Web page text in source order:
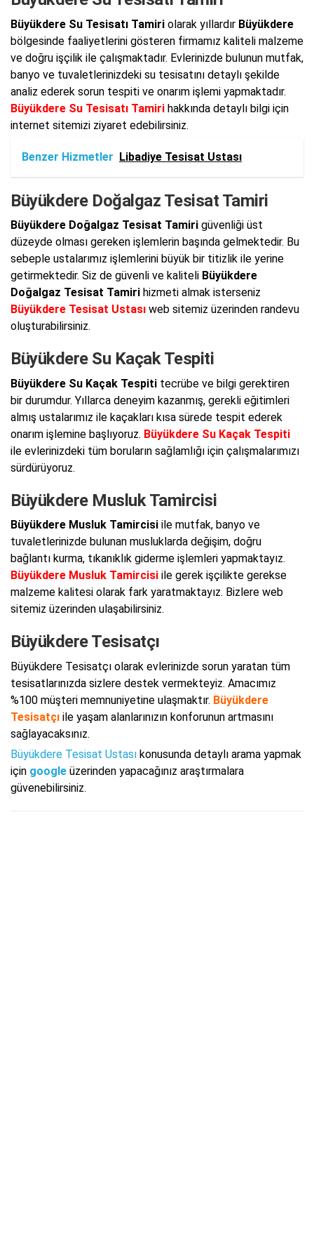
Büyükdere Su Tesisatı Tamiri olarak yıllardır Büyükdere
bölgesinde faaliyetlerini gösteren firmamız kaliteli malzeme
ve doğru işçilik ile çalışmaktadır. Evlerinizde bulunun mutfak,
banyo ve tuvaletlerinizdeki su tesisatını detaylı şekilde
analiz ederek sorun tespiti ve onarım işlemi yapmaktadır.
Büyükdere Su Tesisatı Tamiri hakkında detaylı bilgi için
internet sitemizi ziyaret edebilirsiniz.
Benzer Hizmetler Libadiye Tesisat Ustası
Büyükdere Doğalgaz Tesisat Tamiri
Büyükdere Doğalgaz Tesisat Tamiri güvenliği üst
düzeyde olması gereken işlemlerin başında gelmektedir. Bu
sebeple ustalarımız işlemlerini büyük bir titizlik ile yerine
getirmektedir. Siz de güvenli ve kaliteli Büyükdere
Doğalgaz Tesisat Tamiri hizmeti almak isterseniz
Büyükdere Tesisat Ustası web sitemiz üzerinden randevu
oluşturabilirsiniz.
Büyükdere Su Kaçak Tespiti
Büyükdere Su Kaçak Tespiti tecrübe ve bilgi gerektiren
bir durumdur. Yıllarca deneyim kazanmış, gerekli eğitimleri
almış ustalarımız ile kaçakları kısa sürede tespit ederek
onarım işlemine başlıyoruz. Büyükdere Su Kaçak Tespiti
ile evlerinizdeki tüm boruların sağlamlığı için çalışmalarımızı
sürdürüyoruz.
Büyükdere Musluk Tamircisi
Büyükdere Musluk Tamircisi ile mutfak, banyo ve
tuvaletlerinizde bulunan musluklarda değişim, doğru
bağlantı kurma, tıkanıklık giderme işlemleri yapmaktayız.
Büyükdere Musluk Tamircisi ile gerek işçilikte gerekse
malzeme kalitesi olarak fark yaratmaktayız. Bizlere web
sitemiz üzerinden ulaşabilirsiniz.
Büyükdere Tesisatçı
Büyükdere Tesisatçı olarak evlerinizde sorun yaratan tüm
tesisatlarınızda sizlere destek vermekteyiz. Amacımız
%100 müşteri memnuniyetine ulaşmaktır. Büyükdere
Tesisatçı ile yaşam alanlarınızın konforunun artmasını
sağlayacaksınız.
Büyükdere Tesisat Ustası konusunda detaylı arama yapmak
için google üzerinden yapacağınız araştırmalara
güvenebilirsiniz.